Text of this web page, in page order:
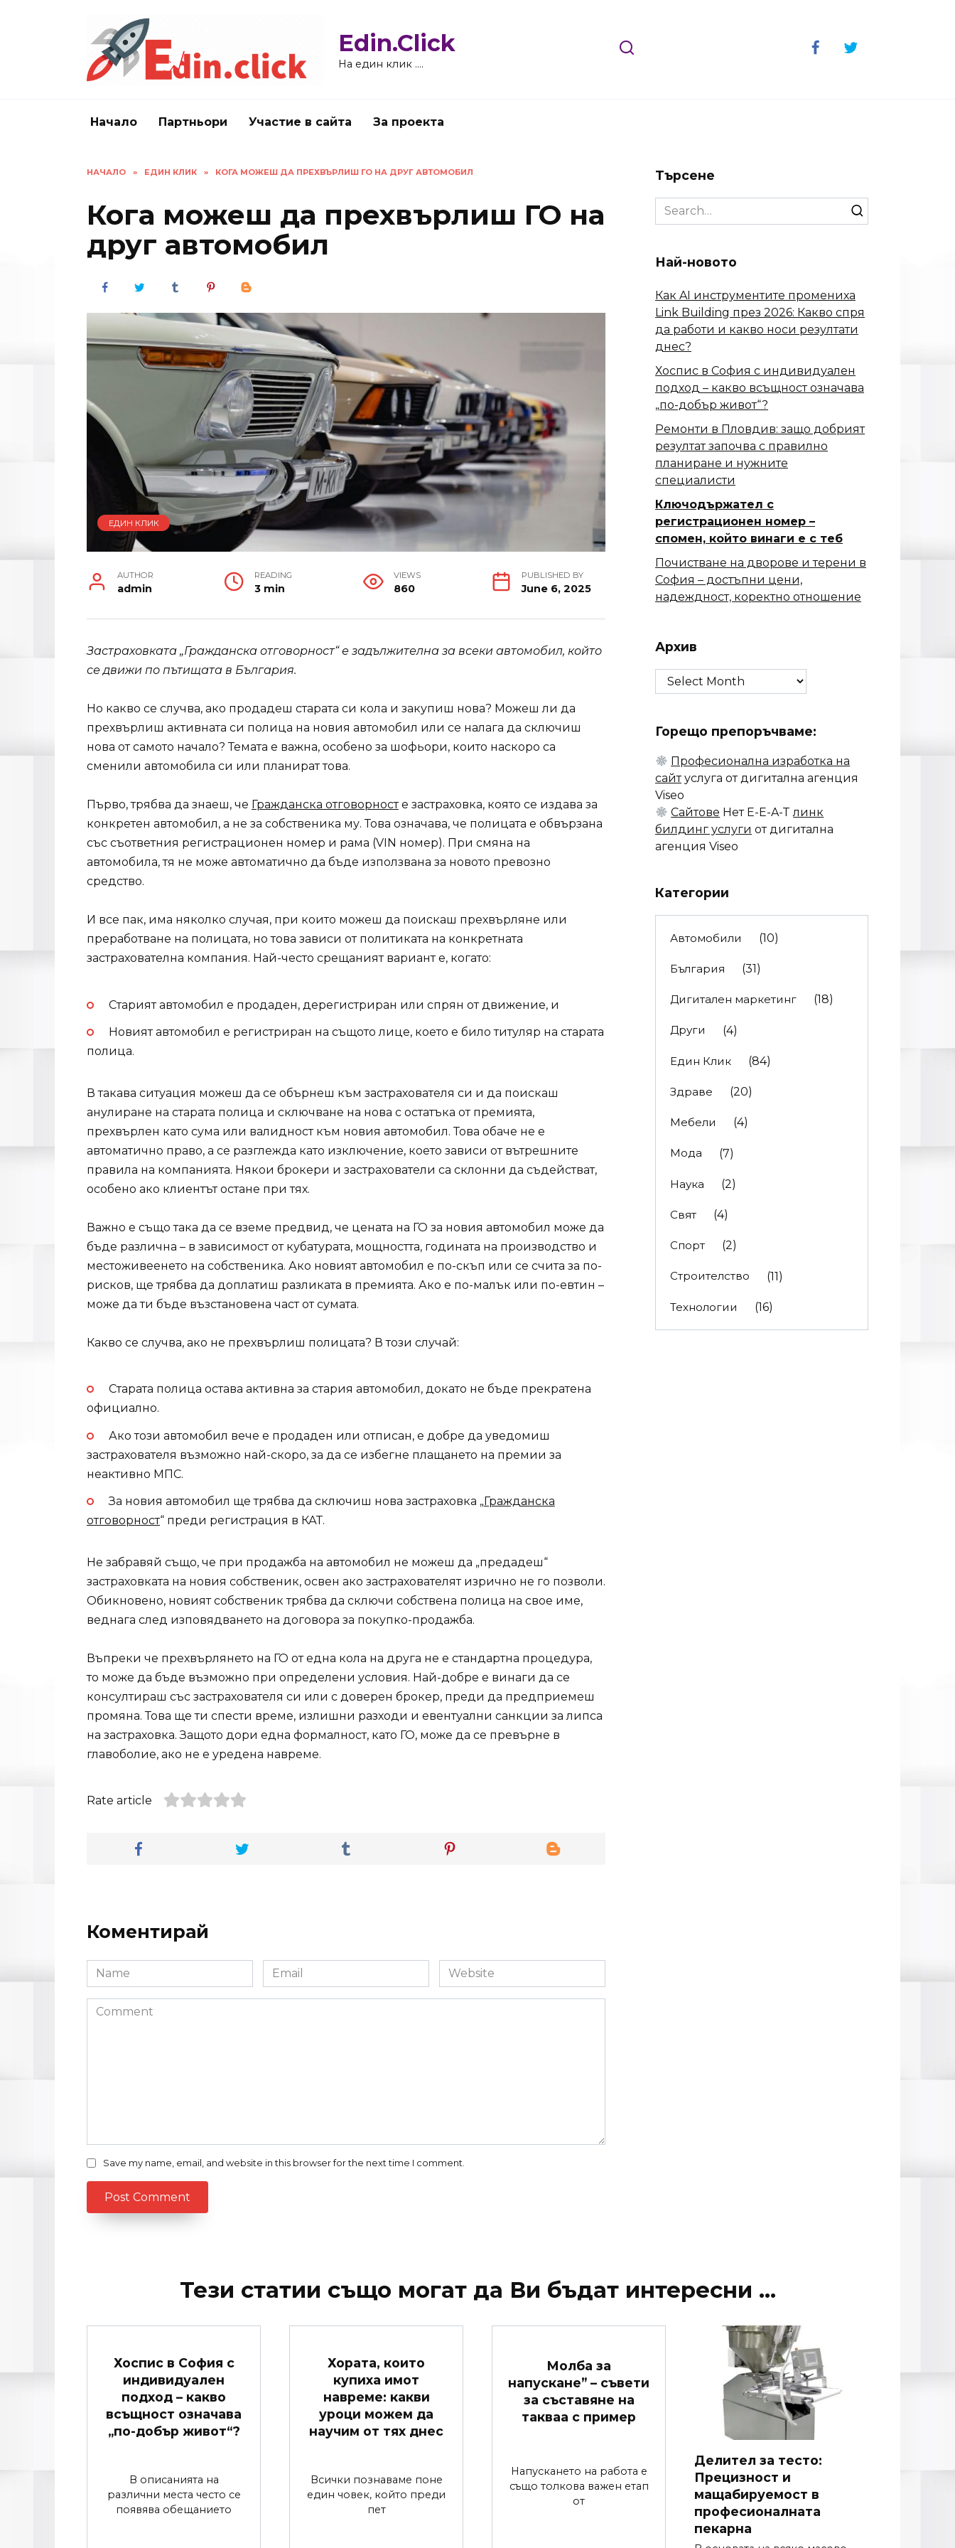
Edin.Click
На един клик ….
Начало Партньори Участие в сайта За проекта
НАЧАЛО » ЕДИН КЛИК » КОГА МОЖЕШ ДА ПРЕХВЪРЛИШ ГО НА ДРУГ АВТОМОБИЛ
Кога можеш да прехвърлиш ГО на
друг автомобил
ЕДИН КЛИК
AUTHOR
admin
READING
3 min
VIEWS
860
PUBLISHED BY
June 6, 2025
Застраховката „Гражданска отговорност“ е задължителна за всеки автомобил, който
се движи по пътищата в България.
Но какво се случва, ако продадеш старата си кола и закупиш нова? Можеш ли да
прехвърлиш активната си полица на новия автомобил или се налага да сключиш
нова от самото начало? Темата е важна, особено за шофьори, които наскоро са
сменили автомобила си или планират това.
Първо, трябва да знаеш, че Гражданска отговорносте застраховка, която се издава за
конкретен автомобил, а не за собственика му. Това означава, че полицата е обвързана
със съответния регистрационен номер и рама (VIN номер). При смяна на
автомобила, тя не може автоматично да бъде използвана за новото превозно
средство.
И все пак, има няколко случая, при които можеш да поискаш прехвърляне или
преработване на полицата, но това зависи от политиката на конкретната
застрахователна компания. Най-често срещаният вариант е, когато:
Старият автомобил е продаден, дерегистриран или спрян от движение, и
Новият автомобил е регистриран на същото лице, което е било титуляр на старата
полица.
В такава ситуация можеш да се обърнеш към застрахователя си и да поискаш
анулиране на старата полица и сключване на нова с остатъка от премията,
прехвърлен като сума или валидност към новия автомобил. Това обаче не е
автоматично право, а се разглежда като изключение, което зависи от вътрешните
правила на компанията. Някои брокери и застрахователи са склонни да съдействат,
особено ако клиентът остане при тях.
Важно е също така да се вземе предвид, че цената на ГО за новия автомобил може да
бъде различна – в зависимост от кубатурата, мощността, годината на производство и
местоживеенето на собственика. Ако новият автомобил е по-скъп или се счита за по-
рисков, ще трябва да доплатиш разликата в премията. Ако е по-малък или по-евтин –
може да ти бъде възстановена част от сумата.
Какво се случва, ако не прехвърлиш полицата? В този случай:
Старата полица остава активна за стария автомобил, докато не бъде прекратена
официално.
Ако този автомобил вече е продаден или отписан, е добре да уведомиш
застрахователя възможно най-скоро, за да се избегне плащането на премии за
неактивно МПС.
За новия автомобил ще трябва да сключиш нова застраховка „Гражданска
отговорност“ преди регистрация в КАТ.
Не забравяй също, че при продажба на автомобил не можеш да „предадеш“
застраховката на новия собственик, освен ако застрахователят изрично не го позволи.
Обикновено, новият собственик трябва да сключи собствена полица на свое име,
веднага след изповядването на договора за покупко-продажба.
Въпреки че прехвърлянето на ГО от една кола на друга не е стандартна процедура,
то може да бъде възможно при определени условия. Най-добре е винаги да се
консултираш със застрахователя си или с доверен брокер, преди да предприемеш
промяна. Това ще ти спести време, излишни разходи и евентуални санкции за липса
на застраховка. Защото дори една формалност, като ГО, може да се превърне в
главоболие, ако не е уредена навреме.
Rate article
Коментирай
Name
*
Email
*
Website
Comment
Save my name, email, and website in this browser for the next time I comment.
Търсене
Search
for:
Най-новото
Как AI инструментите промениха
Link Building през 2026: Какво спря
да работи и какво носи резултати
днес?
Хоспис в София с индивидуален
подход – какво всъщност означава
„по-добър живот“?
Ремонти в Пловдив: защо добрият
резултат започва с правилно
планиране и нужните
специалисти
Ключодържател с
регистрационен номер –
спомен, който винаги е с теб
Почистване на дворове и терени в
София – достъпни цени,
надеждност, коректно отношение
Архив
Архив
Горещо препоръчваме:
Професионална изработка на
сайтуслуга от дигитална агенция
Viseo
Сайтове Нет E-E-A-Tлинк
билдинг услуги от дигитална
агенция Viseo
Категории
Автомобили (10)
България (31)
Дигитален маркетинг (18)
Други (4)
Един Клик (84)
Здраве (20)
Мебели (4)
Мода (7)
Наука (2)
Свят (4)
Спорт (2)
Строителство (11)
Технологии (16)
Тези статии също могат да Ви бъдат интересни ...
Хоспис в София с
индивидуален
подход – какво
всъщност означава
„по-добър живот“?
В описанията на
различни места често се
появява обещанието
Хората, които
купиха имот
навреме: какви
уроци можем да
научим от тях днес
Всички познаваме поне
един човек, който преди
пет
Молба за
напускане” – съвети
за съставяне на
такваа с пример
Напускането на работа е
също толкова важен етап
от
Делител за тесто:
Прецизност и
мащабируемост в
професионалната
пекарна